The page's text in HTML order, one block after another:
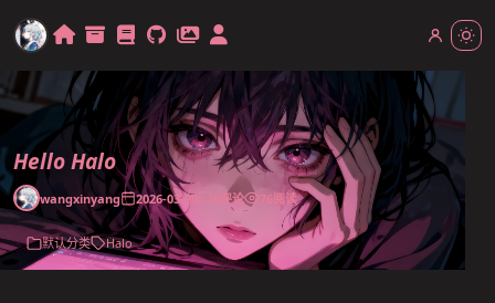
Hello Halo
wangxinyang 2026-03-20 0评论 76阅读
默认分类 Halo